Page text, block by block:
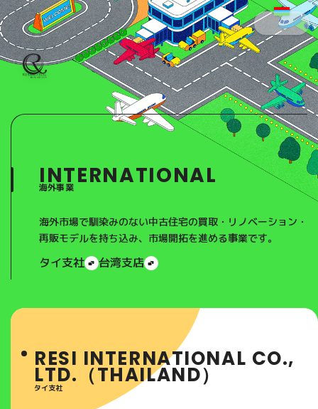
Residential Real Estate M
E
N
U
C
L
O
S
E
海外事業
INTERNATIONAL
海外市場で馴染みのない中古住宅の買取・リノベーション・
再販モデルを持ち込み、市場開拓を進める事業です。
タイ支社 台湾支店
タイ支社
RESI INTERNATIONAL CO.,
LTD.（THAILAND）